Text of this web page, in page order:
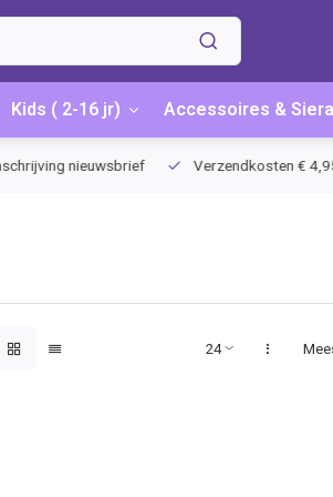
Kids ( 2-16 jr) Accessoires &
nieuwsbrief Verzendkosten € 4,95 /